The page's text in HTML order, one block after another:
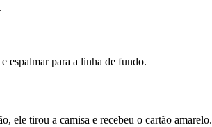
espalmar para a linha de fundo.
ele tirou a camisa e recebeu o cartão amarelo.